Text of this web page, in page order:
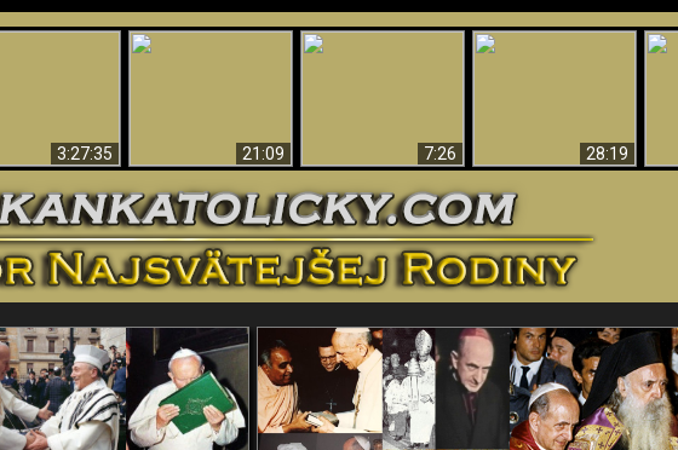
3:27:35
21:09
7:26 28:19